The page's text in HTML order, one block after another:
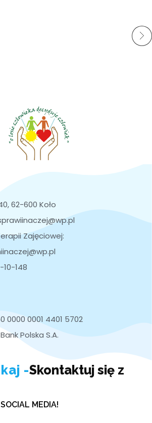
62-600 Koło
Zajęciowej:
148
0000 0001 4401 5702
Polska S.A.
-Skontaktuj się z
MEDIA!